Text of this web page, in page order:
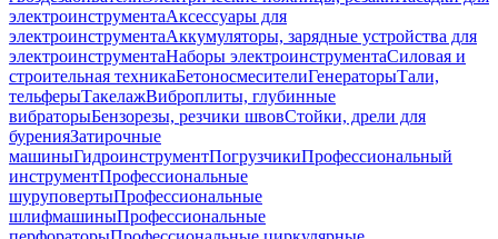
электроинструментаАксессуары для
электроинструментаАккумуляторы, зарядные устройства для
электроинструментаНаборы электроинструментаСиловая и
строительная техникаБетоносмесителиГенераторыТали,
тельферыТакелажВиброплиты, глубинные
вибраторыБензорезы, резчики швовСтойки, дрели для
буренияЗатирочные
машиныГидроинструментПогрузчикиПрофессиональный
инструментПрофессиональные
шуруповертыПрофессиональные
шлифмашиныПрофессиональные